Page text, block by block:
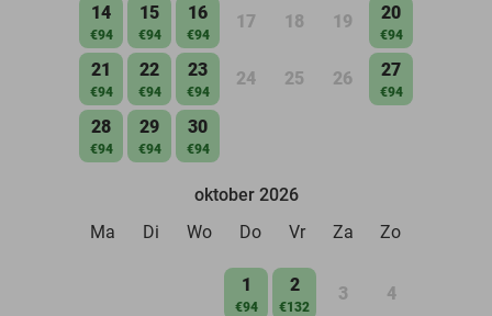
14
€94
15
€94
16
€94
17 18 19 20
€94
21
€94
22
€94
23
€94
24 25 26 27
€94
28
€94
29
€94
30
€94
oktober 2026
Ma
Di Wo Do Vr Za Zo
1
€94
2
€132
3 4